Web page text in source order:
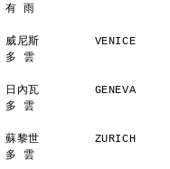
有 雨
威尼斯        VENICE
多 雲
日內瓦        GENEVA
多 雲
蘇黎世        ZURICH
多 雲